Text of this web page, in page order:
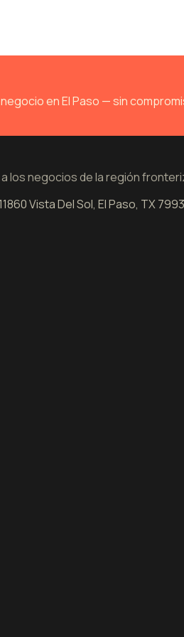
en El Paso — sin
a los negocios de la región
Vista Del Sol, El Paso, TX